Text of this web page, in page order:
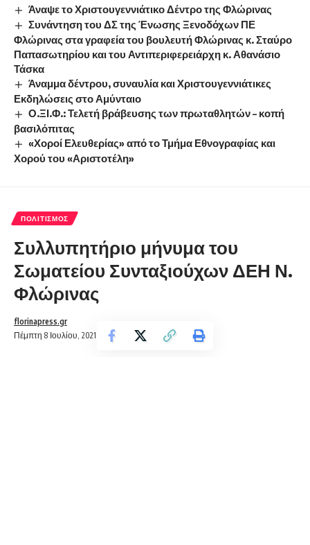
Άναψε το Χριστουγεννιάτικο Δέντρο της Φλώρινας
Συνάντηση του ΔΣ της Ένωσης Ξενοδόχων ΠΕ
Φλώρινας στα γραφεία του βουλευτή Φλώρινας κ. Σταύρο
Παπασωτηρίου και του Αντιπεριφερειάρχη κ. Αθανάσιο
Τάσκα
Άναμμα δέντρου, συναυλία και Χριστουγεννιάτικες
Εκδηλώσεις στο Αμύνταιο
Ο.ΞΙ.Φ.: Τελετή βράβευσης των πρωταθλητών – κοπή
βασιλόπιτας
«Χοροί Ελευθερίας» από το Τμήμα Εθνογραφίας και
Χορού του «Αριστοτέλη»
ΠΟΛΙΤΙΣΜΌΣ
Συλλυπητήριο μήνυμα του
Σωματείου Συνταξιούχων ΔΕΗ Ν.
Φλώρινας
Πέμπτη 8 Ιουλίου, 2021 20:07
florinapress.gr